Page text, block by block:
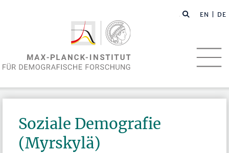
EN | DE
Soziale Demografie
(Myrskylä)